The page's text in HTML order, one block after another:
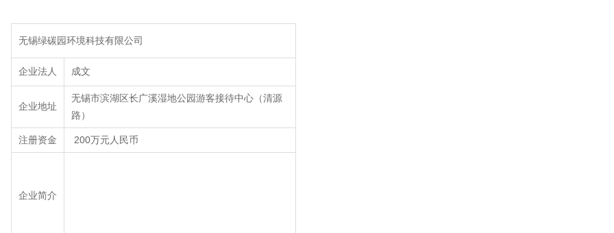
无锡绿碳园环境科技有限公司
企业法人 成文
企业地址
无锡市滨湖区长广溪湿地公园游客接待中心（清源
路）
注册资金 200万元人民币
企业简介